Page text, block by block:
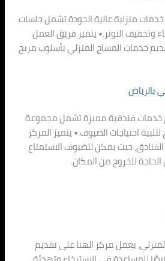
منزلية عالية الجودة تشمل جلسات
وتخفيف التوتر.• يتميز فريق العمل
خدمات المساج المنزلي بأسلوب مريح
بالرياض
خدمات فندقية مميزة تشمل مجموعة
احتياجات الضيوف.• يتميز المركز
حيث يمكن للضيوف الاستمتاع
للخروج من المكان.
يعمل مركز الهنا على تقديم